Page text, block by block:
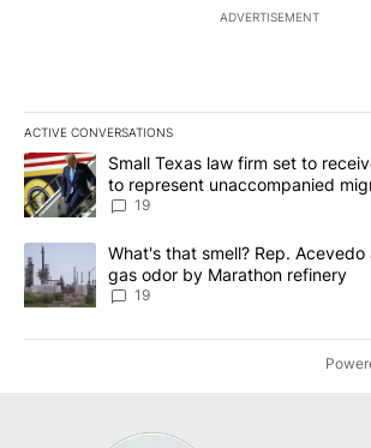
ADVERTISEMENT
ACTIVE CONVERSATIONS
The following is a list of the most
A trending article titled "Small Texas law
Small Texas law firm set to
to represent unaccompanied
19
A trending article titled "What's that smell?
What's that smell? Rep.
gas odor by Marathon refinery
19